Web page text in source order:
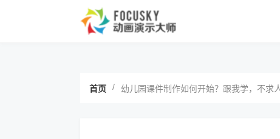
首页 / 幼儿园课件制作如何开始？跟我学，不求人